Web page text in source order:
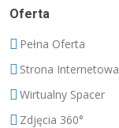
Oferta
Pełna Oferta
Strona Internetowa
Wirtualny Spacer
Zdjęcia 360°